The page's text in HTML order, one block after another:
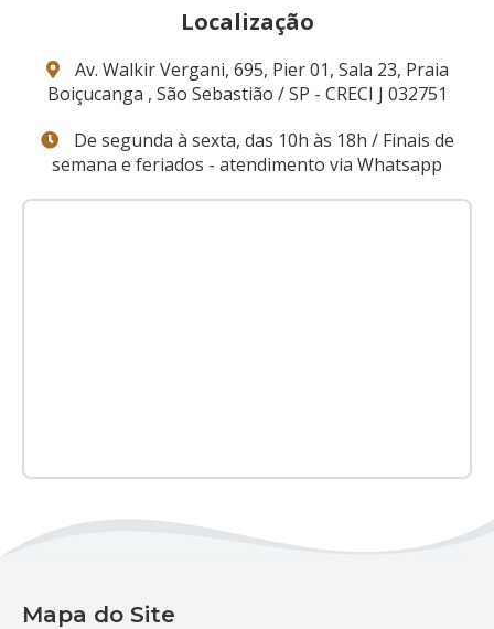
Localização
Av. Walkir Vergani, 695, Pier 01, Sala 23, Praia
Boiçucanga , São Sebastião / SP - CRECI J 032751
De segunda à sexta, das 10h às 18h / Finais de
semana e feriados - atendimento via Whatsapp
Mapa do Site